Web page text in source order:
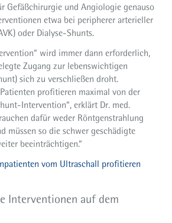
Gefäßchirurgie und Angiologie genauso
etwa bei peripherer arterieller
oder Dialyse-Shunts.
wird immer dann erforderlich,
Zugang zur lebenswichtigen
sich zu verschließen droht.
profitieren maximal von der
Intervention“, erklärt Dr. med.
dafür weder Röntgenstrahlung
müssen so die schwer geschädigte
beeinträchtigen.“
vom Ultraschall profitieren
Interventionen auf dem